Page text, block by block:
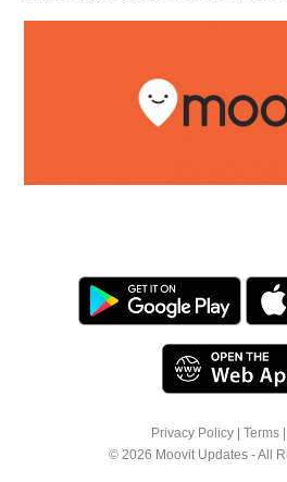
Privacy Policy Terms
© 2026 Moovit Updates - All